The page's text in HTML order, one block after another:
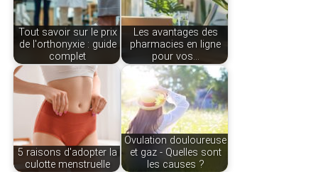
Tout savoir sur le prix
de l'orthonyxie : guide
complet
Les avantages des
pharmacies en ligne
pour vos…
5 raisons d'adopter la
culotte menstruelle
Ovulation douloureuse
et gaz - Quelles sont
les causes ?